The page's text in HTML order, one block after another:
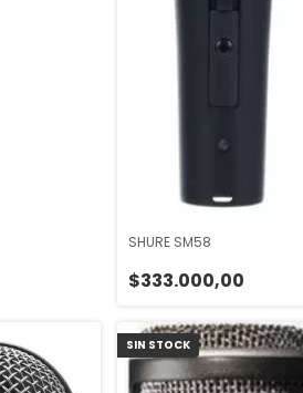
SHURE SM58
$333.000,00
SIN STOCK